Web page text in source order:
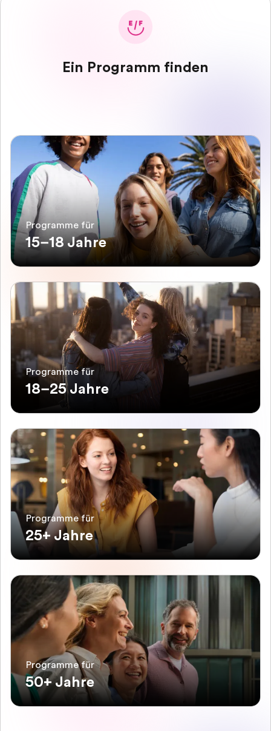
Ein Programm finden
Programme für
15–18 Jahre
Programme für
18–25 Jahre
Programme für
25+ Jahre
Programme für
50+ Jahre